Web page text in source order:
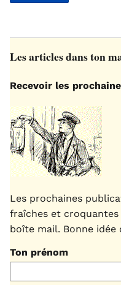
Les articles dans ton
Recevoir les
Les prochaines
fraîches et
boîte mail. Bonne idée
Ton prénom